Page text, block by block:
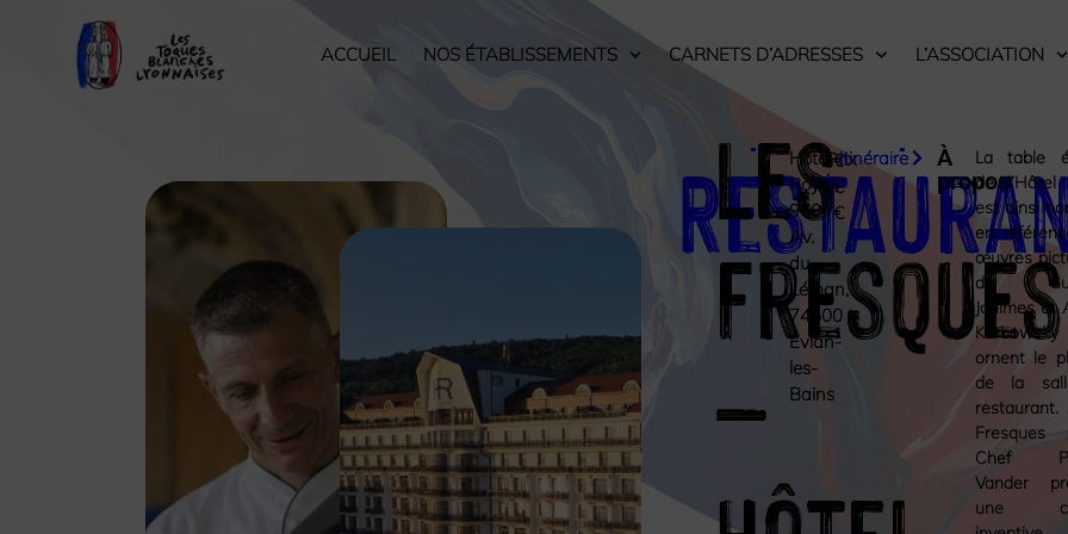
ACCUEIL NOS ÉTABLISSEMENTS CARNETS D’ADRESSES L’ASSOCIATION
Les
Fresques
–
Hôtel
Royal,
960
Av.
du
Léman,
74500
Évian-
les-
Bains
Prix
:
€
€
€
itinéraire
À
propos
La table
de l’Hôtel
est ainsi
en
œuvres
de
Jaulmes et
ornent le
de la
restaurant.
Chef
Vander
une